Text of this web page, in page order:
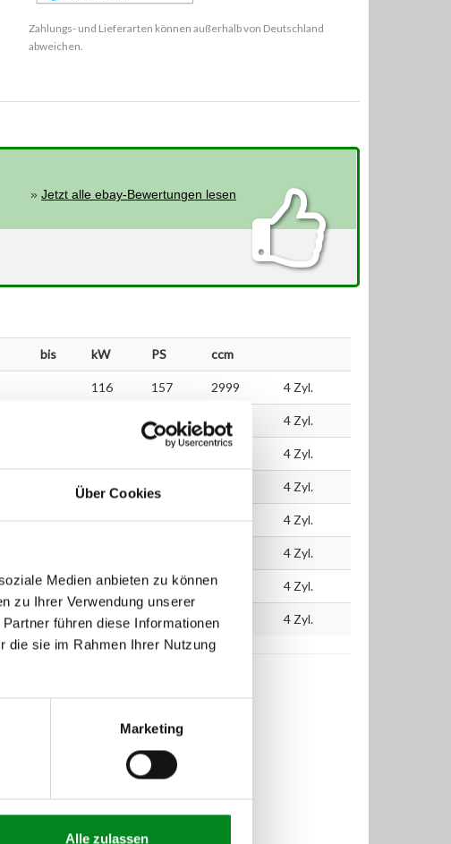
Über Cookies
Medien anbieten zu können
zu Ihrer Verwendung unserer
führen diese Informationen
die sie im Rahmen Ihrer Nutzung
Marketing
Alle zulassen
Zahlungs- und Lieferarten können außerhalb von Deutschland
abweichen.
»Jetzt alle ebay-Bewertungen lesen
bis kW PS ccm
116 157 2999 4 Zyl.
157 2999 4 Zyl.
158 4 Zyl.
116 4 Zyl.
116 158 2999 4 Zyl.
4 Zyl.
116 156 2999 4 Zyl.
116 156 2999 4 Zyl.